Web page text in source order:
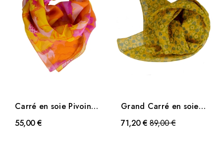
Carré en soie Pivoine
jaune
55,00 €
Grand Carré en soie
Fleuri jaune
71,20 € Prix
89,00 €